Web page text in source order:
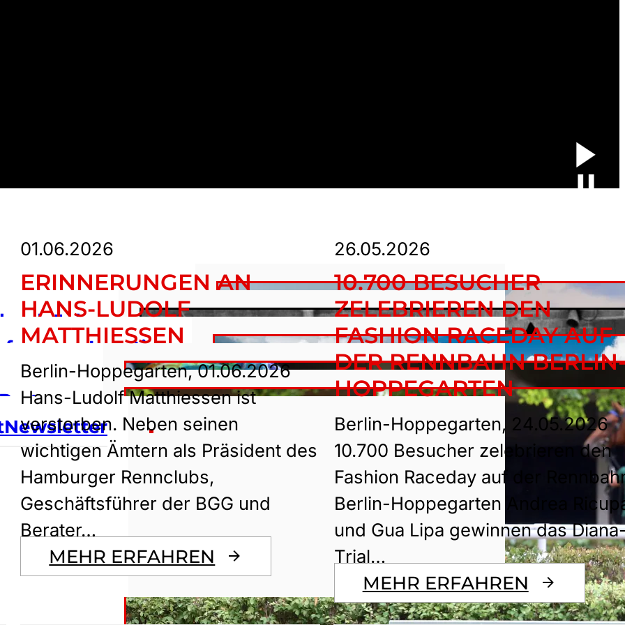
Racing
großen
Tierwohl
Jobs
Location
Events
Partner
Newsletter
01.06.2026
ERINNERUNGEN AN
HANS-LUDOLF
MATTHIESSEN
Berlin-Hoppegarten, 01.06.2026
Hans-Ludolf Matthiessen ist
verstorben. Neben seinen
wichtigen Ämtern als Präsident des
Hamburger Rennclubs,
Geschäftsführer der BGG und
Berater…
MEHR ERFAHREN
26.05.2026
10.700 BESUCHER
ZELEBRIEREN DEN
FASHION RACEDAY AUF
DER RENNBAHN
HOPPEGARTEN
Berlin-Hoppegarten, 24.05.2026
10.700 Besucher zelebrieren den
Fashion Raceday auf der
Berlin-Hoppegarten Andrea
und Gua Lipa gewinnen das
Trial…
MEHR ERFAHREN